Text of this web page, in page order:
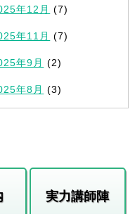
年12月 (7)
年11月 (7)
年9月 (2)
年8月 (3)
実力講師陣